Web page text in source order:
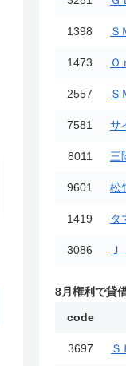
1398
1473 Ｏ
2557 Ｓ
7581 サ
8011 三
9601 松
1419 タ
3086
8月権利で貸
code
3697 Ｓ